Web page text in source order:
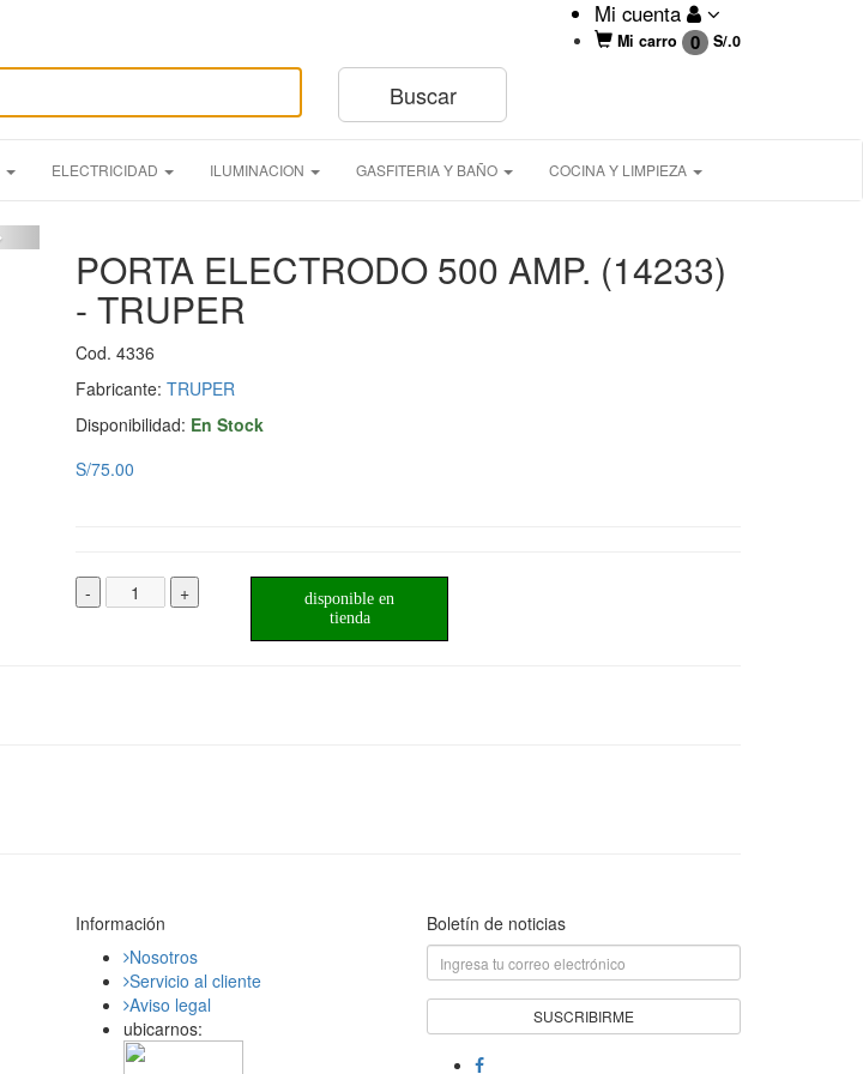
Mi cuenta
Mi carro 0 S/.0
ELECTRICIDAD ILUMINACION GASFITERIA Y BAÑO COCINA Y LIMPIEZA
PORTA ELECTRODO 500 AMP. (14233)
- TRUPER
Cod. 4336
Fabricante: TRUPER
Disponibilidad: En Stock
S/75.00
- +
disponible en
tienda
Información
Nosotros
Servicio al cliente
Aviso legal
ubicarnos:
Boletín de noticias